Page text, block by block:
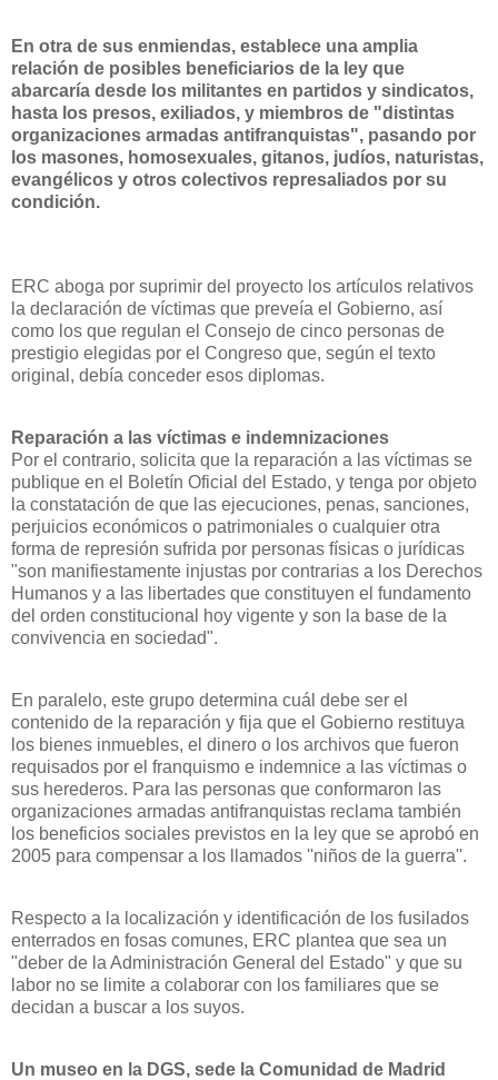
En otra de sus enmiendas, establece una amplia
relación de posibles beneficiarios de la ley que
abarcaría desde los militantes en partidos y sindicatos,
hasta los presos, exiliados, y miembros de "distintas
organizaciones armadas antifranquistas", pasando por
los masones, homosexuales, gitanos, judíos, naturistas,
evangélicos y otros colectivos represaliados por su
condición.
ERC aboga por suprimir del proyecto los artículos relativos
la declaración de víctimas que preveía el Gobierno, así
como los que regulan el Consejo de cinco personas de
prestigio elegidas por el Congreso que, según el texto
original, debía conceder esos diplomas.
Reparación a las víctimas e indemnizaciones
Por el contrario, solicita que la reparación a las víctimas se
publique en el Boletín Oficial del Estado, y tenga por objeto
la constatación de que las ejecuciones, penas, sanciones,
perjuicios económicos o patrimoniales o cualquier otra
forma de represión sufrida por personas físicas o jurídicas
"son manifiestamente injustas por contrarias a los Derechos
Humanos y a las libertades que constituyen el fundamento
del orden constitucional hoy vigente y son la base de la
convivencia en sociedad".
En paralelo, este grupo determina cuál debe ser el
contenido de la reparación y fija que el Gobierno restituya
los bienes inmuebles, el dinero o los archivos que fueron
requisados por el franquismo e indemnice a las víctimas o
sus herederos. Para las personas que conformaron las
organizaciones armadas antifranquistas reclama también
los beneficios sociales previstos en la ley que se aprobó en
2005 para compensar a los llamados ''niños de la guerra''.
Respecto a la localización y identificación de los fusilados
enterrados en fosas comunes, ERC plantea que sea un
"deber de la Administración General del Estado" y que su
labor no se limite a colaborar con los familiares que se
decidan a buscar a los suyos.
Un museo en la DGS, sede la Comunidad de Madrid